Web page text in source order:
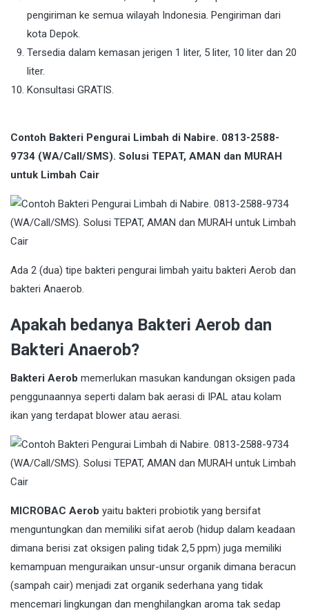
pengiriman ke semua wilayah Indonesia. Pengiriman dari
kota Depok.
Tersedia dalam kemasan jerigen 1 liter, 5 liter, 10 liter dan 20
liter.
Konsultasi GRATIS.
Contoh Bakteri Pengurai Limbah di Nabire. 0813-2588-
9734 (WA/Call/SMS). Solusi TEPAT, AMAN dan MURAH
untuk Limbah Cair
Ada 2 (dua) tipe bakteri pengurai limbah yaitu bakteri Aerob dan
bakteri Anaerob.
Apakah bedanya Bakteri Aerob dan
Bakteri Anaerob?
Bakteri Aerob memerlukan masukan kandungan oksigen pada
penggunaannya seperti dalam bak aerasi di IPAL atau kolam
ikan yang terdapat blower atau aerasi.
MICROBAC Aerob yaitu bakteri probiotik yang bersifat
menguntungkan dan memiliki sifat aerob (hidup dalam keadaan
dimana berisi zat oksigen paling tidak 2,5 ppm) juga memiliki
kemampuan menguraikan unsur-unsur organik dimana beracun
(sampah cair) menjadi zat organik sederhana yang tidak
mencemari lingkungan dan menghilangkan aroma tak sedap